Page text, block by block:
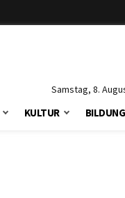
Samstag, 8.
KULTUR BILDUNG